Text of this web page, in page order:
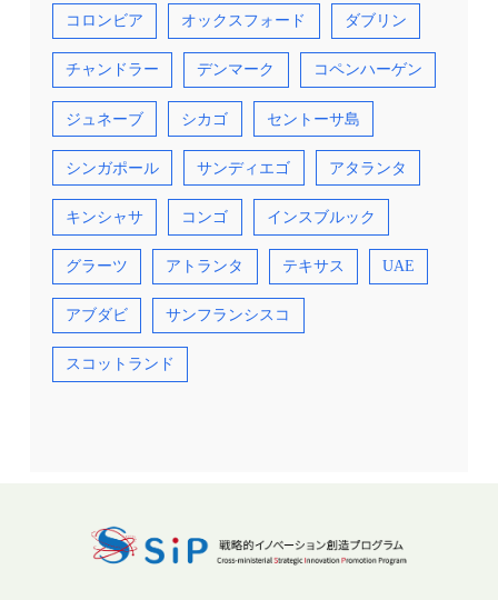
コロンビア オックスフォード ダブリン
チャンドラー デンマーク コペンハーゲン
ジュネーブ シカゴ セントーサ島
シンガポール サンディエゴ アタランタ
キンシャサ コンゴ インスブルック
グラーツ アトランタ テキサス UAE
アブダビ サンフランシスコ
スコットランド